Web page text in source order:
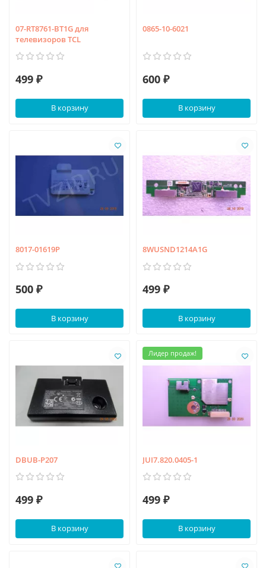
07-RT8761-BT1G для
телевизоров TCL
499 ₽
В корзину
0865-10-6021
600 ₽
В корзину
8017-01619P
500 ₽
В корзину
8WUSND1214A1G
499 ₽
В корзину
DBUB-P207
499 ₽
В корзину
Лидер продаж!
JUI7.820.0405-1
499 ₽
В корзину